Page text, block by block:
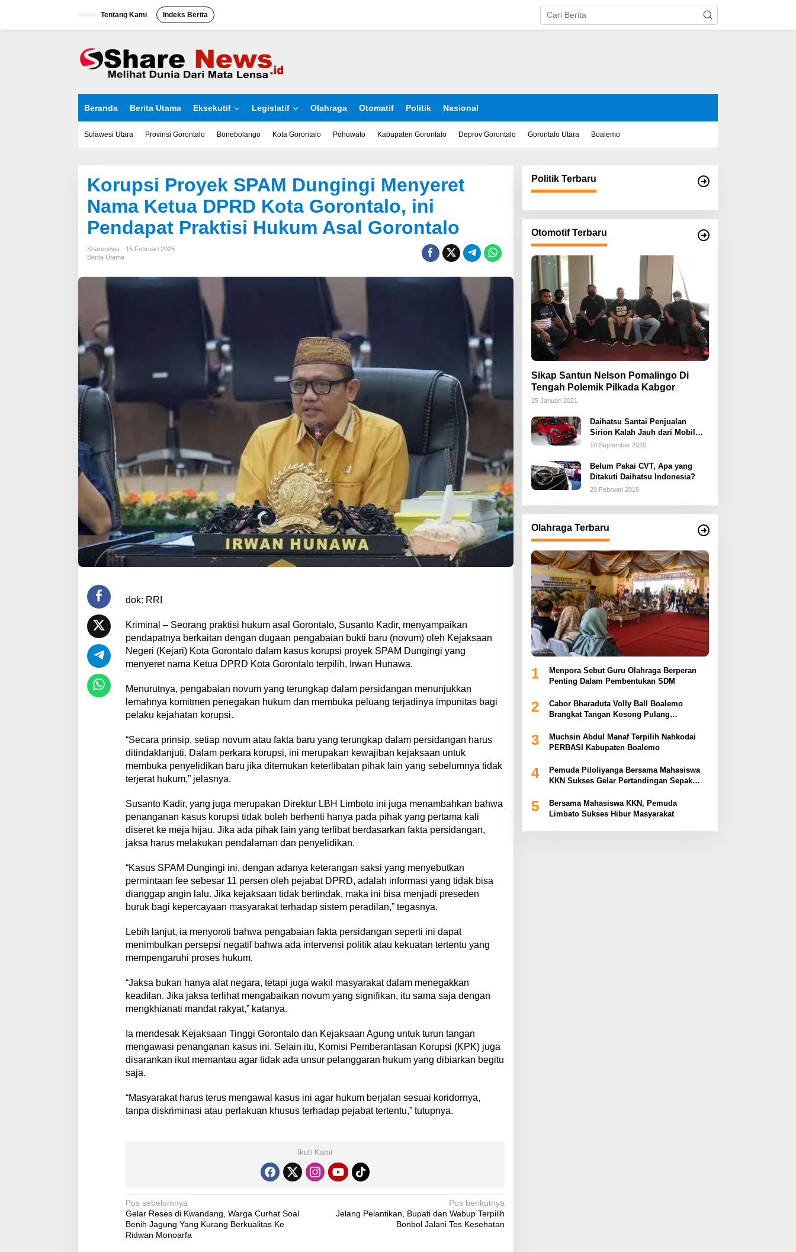
Tentang Kami Indeks Berita
Beranda Berita Utama Eksekutif Legislatif Olahraga Otomatif Politik Nasional
Sulawesi Utara Provinsi Gorontalo Bonebolango Kota Gorontalo Pohuwato Kabupaten Gorontalo Deprov Gorontalo Gorontalo Utara Boalemo
Korupsi Proyek SPAM Dungingi Menyeret
Nama Ketua DPRD Kota Gorontalo, ini
Pendapat Praktisi Hukum Asal Gorontalo
Sharenews
15 Februari 2025
Berita Utama
dok: RRI
Kriminal – Seorang praktisi hukum asal Gorontalo, Susanto Kadir, menyampaikan
pendapatnya berkaitan dengan dugaan pengabaian bukti baru (novum) oleh Kejaksaan
Negeri (Kejari) Kota Gorontalo dalam kasus korupsi proyek SPAM Dungingi yang
menyeret nama Ketua DPRD Kota Gorontalo terpilih, Irwan Hunawa.
Menurutnya, pengabaian novum yang terungkap dalam persidangan menunjukkan
lemahnya komitmen penegakan hukum dan membuka peluang terjadinya impunitas bagi
pelaku kejahatan korupsi.
“Secara prinsip, setiap novum atau fakta baru yang terungkap dalam persidangan harus
ditindaklanjuti. Dalam perkara korupsi, ini merupakan kewajiban kejaksaan untuk
membuka penyelidikan baru jika ditemukan keterlibatan pihak lain yang sebelumnya tidak
terjerat hukum,” jelasnya.
Susanto Kadir, yang juga merupakan Direktur LBH Limboto ini juga menambahkan bahwa
penanganan kasus korupsi tidak boleh berhenti hanya pada pihak yang pertama kali
diseret ke meja hijau. Jika ada pihak lain yang terlibat berdasarkan fakta persidangan,
jaksa harus melakukan pendalaman dan penyelidikan.
“Kasus SPAM Dungingi ini, dengan adanya keterangan saksi yang menyebutkan
permintaan fee sebesar 11 persen oleh pejabat DPRD, adalah informasi yang tidak bisa
dianggap angin lalu. Jika kejaksaan tidak bertindak, maka ini bisa menjadi preseden
buruk bagi kepercayaan masyarakat terhadap sistem peradilan,” tegasnya.
Lebih lanjut, ia menyoroti bahwa pengabaian fakta persidangan seperti ini dapat
menimbulkan persepsi negatif bahwa ada intervensi politik atau kekuatan tertentu yang
mempengaruhi proses hukum.
“Jaksa bukan hanya alat negara, tetapi juga wakil masyarakat dalam menegakkan
keadilan. Jika jaksa terlihat mengabaikan novum yang signifikan, itu sama saja dengan
mengkhianati mandat rakyat,” katanya.
Ia mendesak Kejaksaan Tinggi Gorontalo dan Kejaksaan Agung untuk turun tangan
mengawasi penanganan kasus ini. Selain itu, Komisi Pemberantasan Korupsi (KPK) juga
disarankan ikut memantau agar tidak ada unsur pelanggaran hukum yang dibiarkan begitu
saja.
“Masyarakat harus terus mengawal kasus ini agar hukum berjalan sesuai koridornya,
tanpa diskriminasi atau perlakuan khusus terhadap pejabat tertentu,” tutupnya.
Ikuti Kami
N
a
v
Pos sebelumnya
Gelar Reses di Kwandang, Warga Curhat Soal
Benih Jagung Yang Kurang Berkualitas Ke
Ridwan Monoarfa
Pos berikutnya
Jelang Pelantikan, Bupati dan Wabup Terpilih
Bonbol Jalani Tes Kesehatan
Politik Terbaru
Otomotif Terbaru
Sikap Santun Nelson Pomalingo Di
Tengah Polemik Pilkada Kabgor
25 Januari 2021
Daihatsu Santai Penjualan
Sirion Kalah Jauh dari Mobil
LCGC
10 September 2020
Belum Pakai CVT, Apa yang
Ditakuti Daihatsu Indonesia?
20 Februari 2018
Olahraga Terbaru
1
Menpora Sebut Guru Olahraga Berperan
Penting Dalam Pembentukan SDM
2
Cabor Bharaduta Volly Ball Boalemo
Brangkat Tangan Kosong Pulang
3
Muchsin Abdul Manaf Terpilih Nahkodai
PERBASI Kabupaten Boalemo
4
Pemuda Piloliyanga Bersama Mahasiswa
KKN Sukses Gelar Pertandingan Sepak
5
Bersama Mahasiswa KKN, Pemuda
Limbato Sukses Hibur Masyarakat